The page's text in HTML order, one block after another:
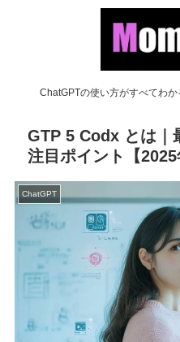
ChatGPTの使い方がすべてわか
GTP 5 Codx とは｜
注目ポイント【2025
ChatGPT